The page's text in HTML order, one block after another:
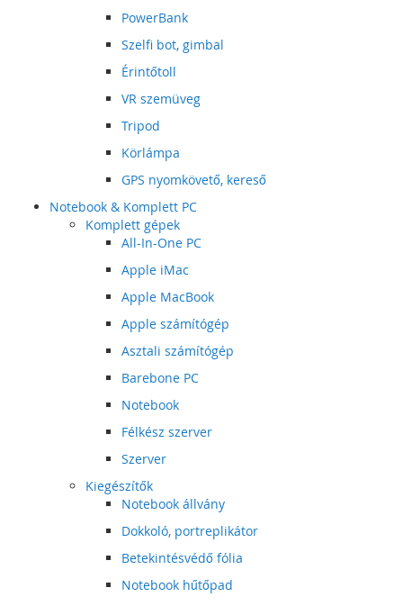
PowerBank
Szelfi bot, gimbal
Érintőtoll
VR szemüveg
Tripod
Körlámpa
GPS nyomkövető, kereső
Notebook & Komplett PC
Komplett gépek
All-In-One PC
Apple iMac
Apple MacBook
Apple számítógép
Asztali számítógép
Barebone PC
Notebook
Félkész szerver
Szerver
Kiegészítők
Notebook állvány
Dokkoló, portreplikátor
Betekintésvédő fólia
Notebook hűtőpad